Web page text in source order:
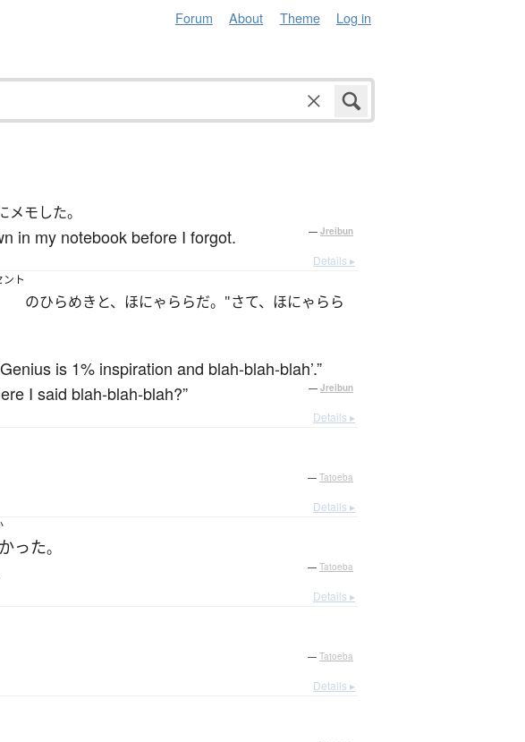
Forum About Theme Log in
メモした。
in my notebook before I forgot. — Jreibun
Details ▸
ト
のひらめきと、ほにゃららだ。"さて、ほにゃらら
is 1% inspiration and blah-blah-blah’.”
I said blah-blah-blah?”
— Jreibun
Details ▸
— Tatoeba
Details ▸
った。
— Tatoeba
Details ▸
— Tatoeba
Details ▸